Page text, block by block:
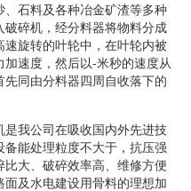
石料及各种冶金矿渣等多种
碎机，经分料器将物料分成
旋转的叶轮中，在叶轮内被
速度，然后以-米秒的速度从
同由分料器四周自收落下的
我公司在吸收国内外先进技
能处理粒度不大于，抗压强
大、破碎效率高、维修方便
及水电建设用骨料的理想加